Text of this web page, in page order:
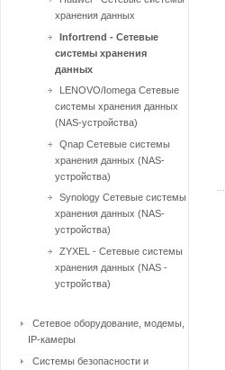
хранения данных
Infortrend - Сетевые
системы хранения
данных
LENOVO/Iomega Сетевые
системы хранения данных
(NAS-устройства)
Qnap Сетевые системы
хранения данных (NAS-
устройства)
Synology Сетевые системы
хранения данных (NAS-
устройства)
ZYXEL - Сетевые системы
хранения данных (NAS -
устройства)
Сетевое оборудование, модемы,
IP-камеры
Системы безопасности и